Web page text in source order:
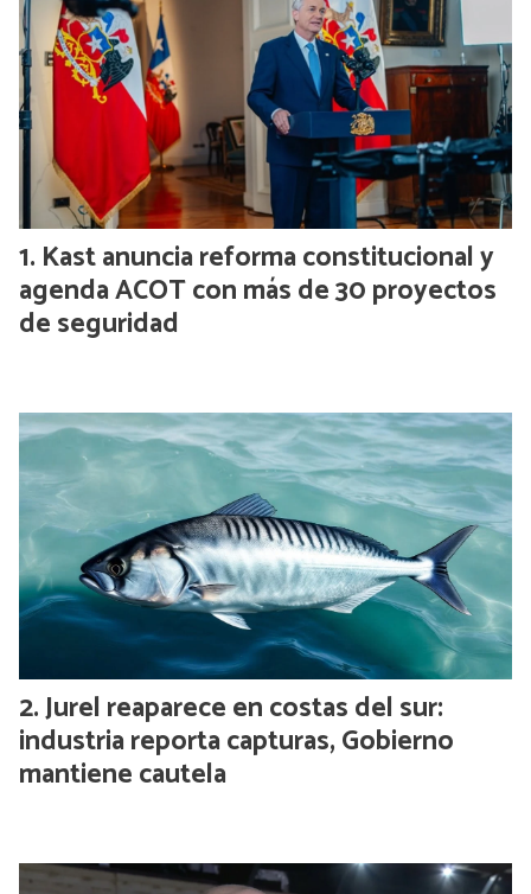
Kast anuncia reforma constitucional y
agenda ACOT con más de 30 proyectos
de seguridad
Jurel reaparece en costas del sur:
industria reporta capturas, Gobierno
mantiene cautela